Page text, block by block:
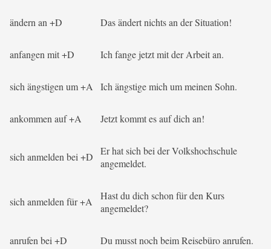
ändern an +D Das ändert nichts an der Situation!
anfangen mit +D Ich fange jetzt mit der Arbeit an.
sich ängstigen um +A Ich ängstige mich um meinen Sohn.
ankommen auf +A Jetzt kommt es auf dich an!
sich anmelden bei +D
Er hat sich bei der Volkshochschule
angemeldet.
sich anmelden für +A
Hast du dich schon für den Kurs
angemeldet?
anrufen bei +D Du musst noch beim Reisebüro anrufen.